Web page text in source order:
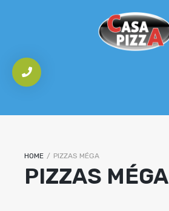
HOME / PIZZAS MÉGA
PIZZAS MÉGA